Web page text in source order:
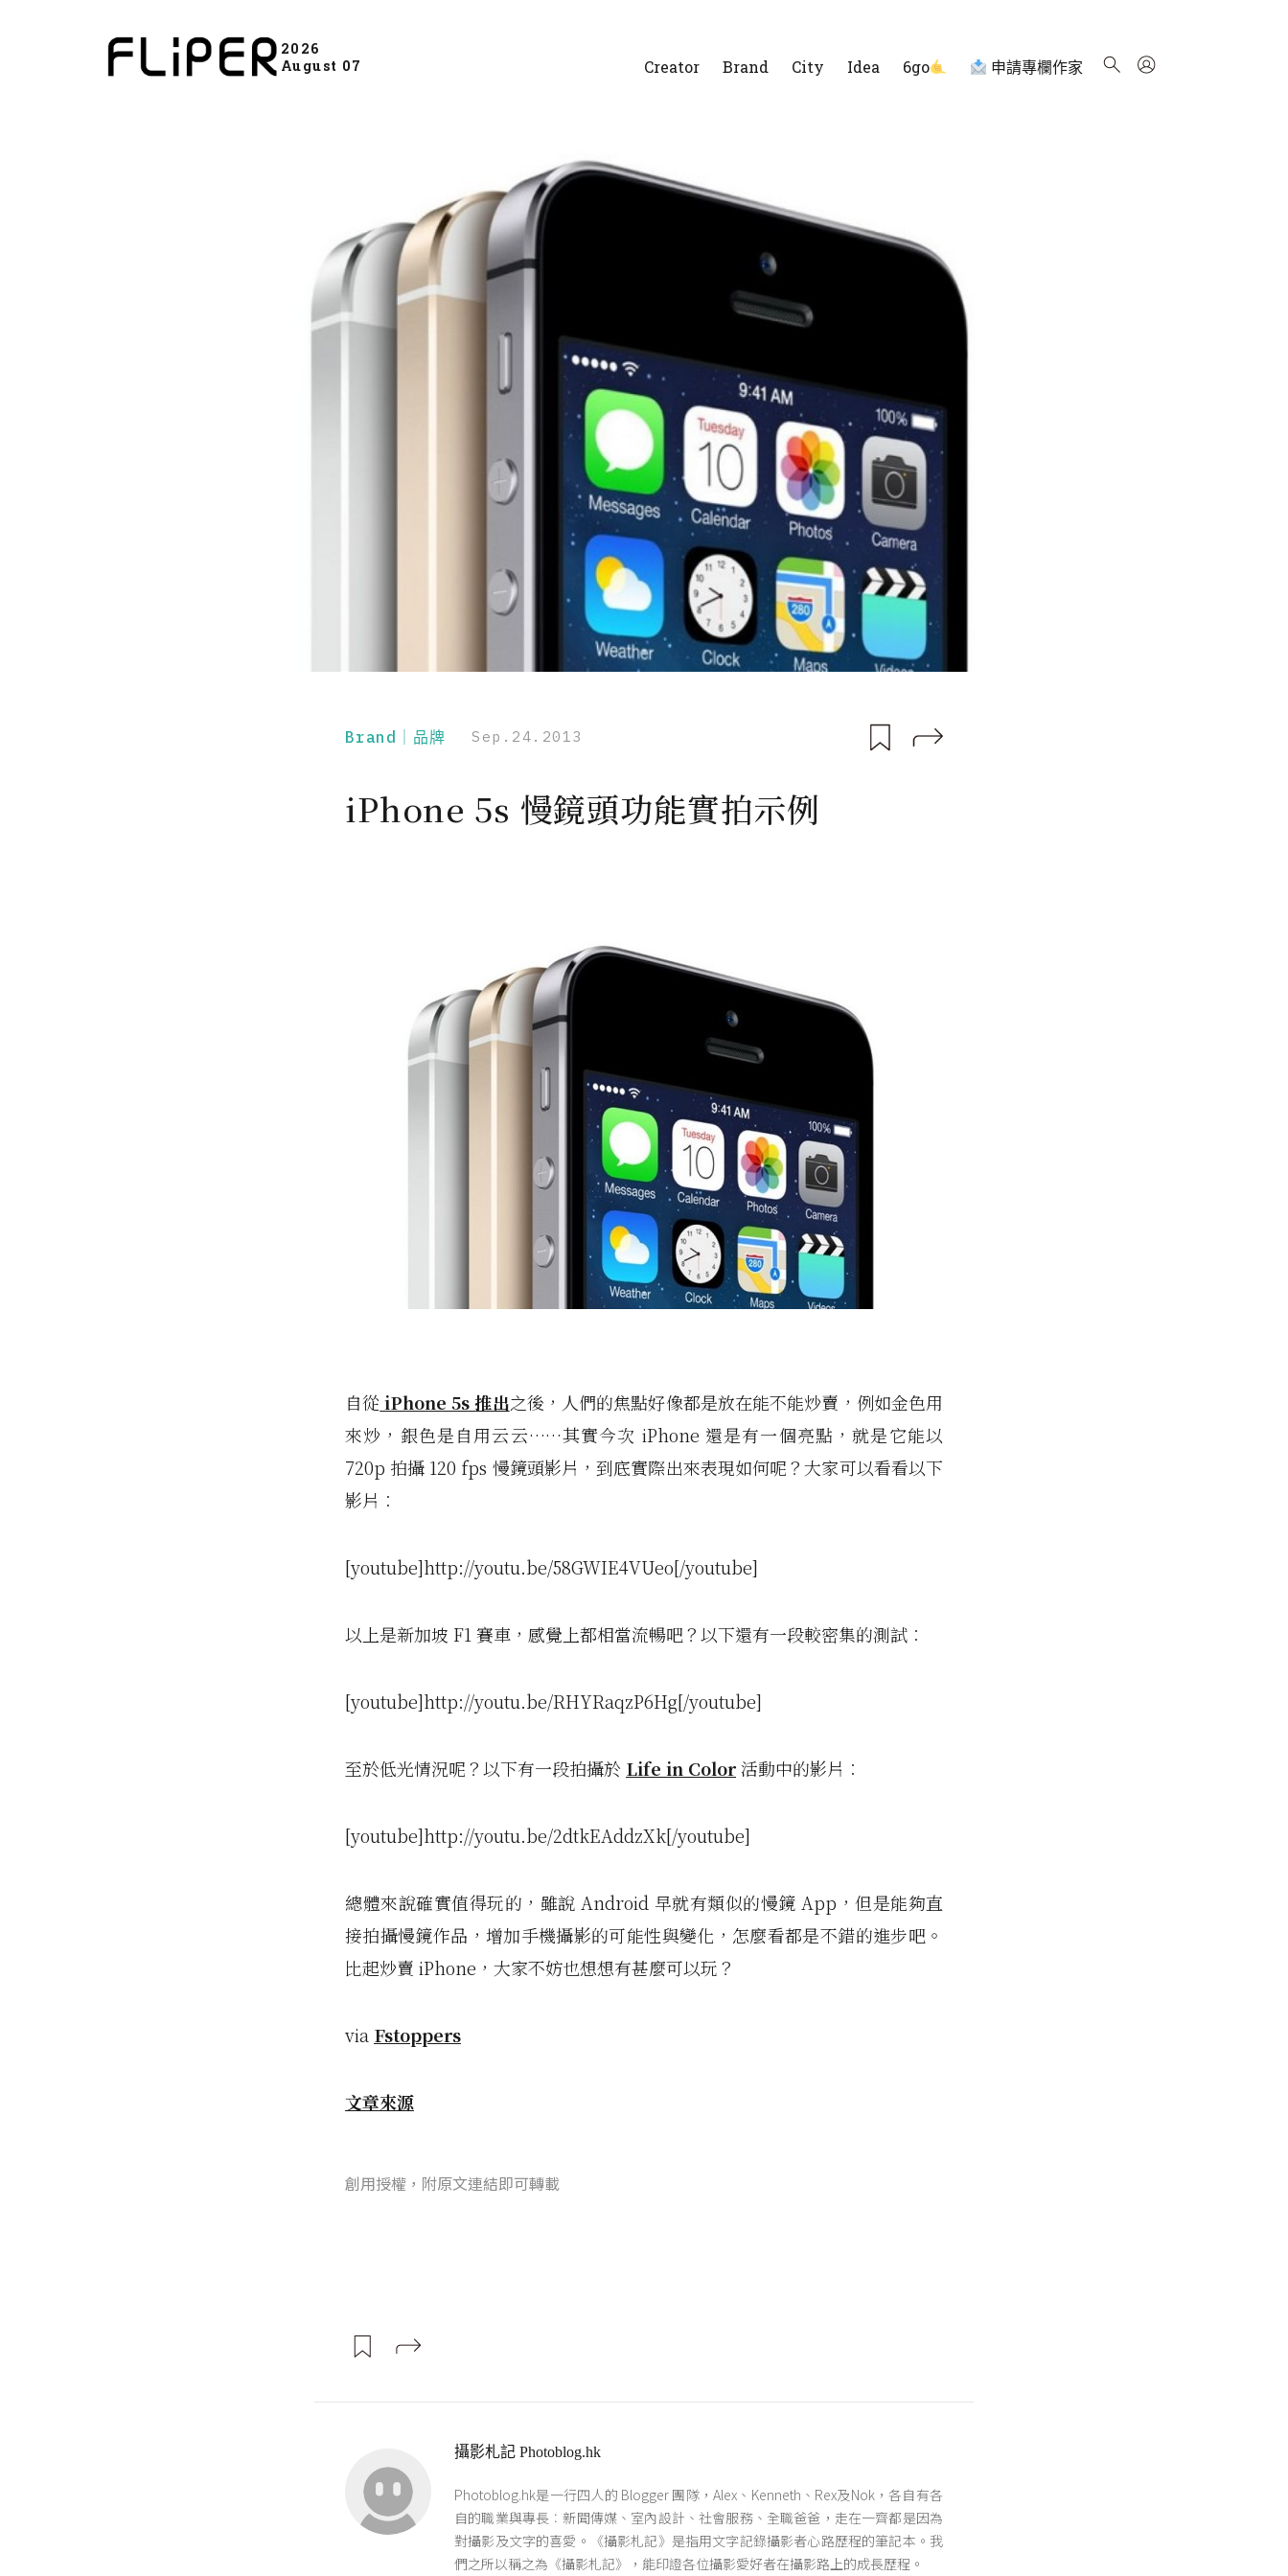
2026
August 07
Creator Brand City Idea 6go 申請專欄作家
Brand｜品牌 Sep.24.2013
iPhone 5s 慢鏡頭功能實拍示例
自從 iPhone 5s 推出之後，人們的焦點好像都是放在能不能炒賣，例如金色用
來炒，銀色是自用云云……其實今次 iPhone 還是有一個亮點，就是它能以
720p 拍攝 120 fps 慢鏡頭影片，到底實際出來表現如何呢？大家可以看看以下
影片︰
[youtube]http://youtu.be/58GWIE4VUeo[/youtube]
以上是新加坡 F1 賽車，感覺上都相當流暢吧？以下還有一段較密集的測試︰
[youtube]http://youtu.be/RHYRaqzP6Hg[/youtube]
至於低光情況呢？以下有一段拍攝於 Life in Color活動中的影片︰
[youtube]http://youtu.be/2dtkEAddzXk[/youtube]
總體來說確實值得玩的，雖說 Android 早就有類似的慢鏡 App，但是能夠直
接拍攝慢鏡作品，增加手機攝影的可能性與變化，怎麼看都是不錯的進步吧。
比起炒賣 iPhone，大家不妨也想想有甚麼可以玩？
via Fstoppers
文章來源
創用授權，附原文連結即可轉載
攝影札記 Photoblog.hk
Photoblog.hk是一行四人的 Blogger 團隊，Alex、Kenneth、Rex及Nok，各自有各
自的職業與專長︰新聞傳媒、室內設計、社會服務、全職爸爸，走在一齊都是因為
對攝影及文字的喜愛。《攝影札記》是指用文字記錄攝影者心路歷程的筆記本。我
們之所以稱之為《攝影札記》，能印證各位攝影愛好者在攝影路上的成長歷程。